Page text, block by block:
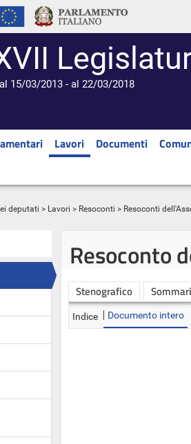
15/03/2013 - al 22/03/2018
Lavori Documenti
deputati > Lavori > Resoconti > Resoconti
Resoconto
Stenografico
Indice Documento intero